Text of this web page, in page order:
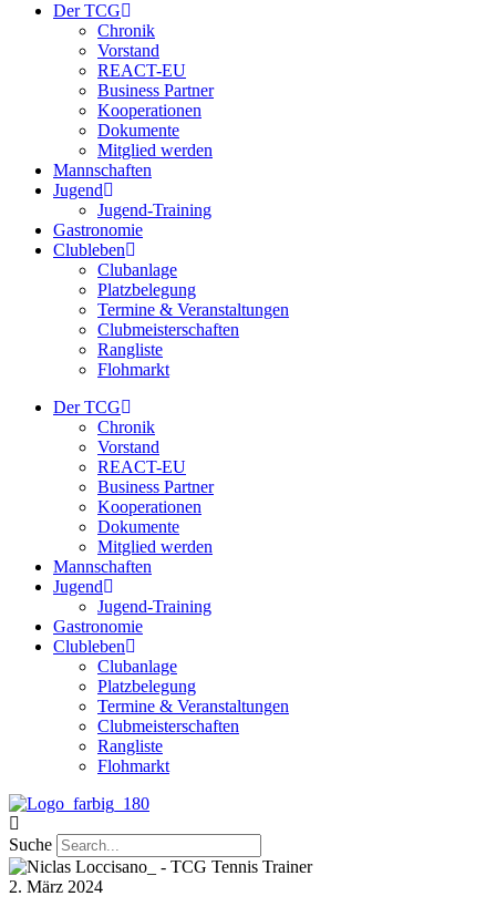
Der TCG
Chronik
Vorstand
REACT-EU
Business Partner
Kooperationen
Dokumente
Mitglied werden
Mannschaften
Jugend
Jugend-Training
Gastronomie
Clubleben
Clubanlage
Platzbelegung
Termine & Veranstaltungen
Clubmeisterschaften
Rangliste
Flohmarkt
Der TCG
Chronik
Vorstand
REACT-EU
Business Partner
Kooperationen
Dokumente
Mitglied werden
Mannschaften
Jugend
Jugend-Training
Gastronomie
Clubleben
Clubanlage
Platzbelegung
Termine & Veranstaltungen
Clubmeisterschaften
Rangliste
Flohmarkt
Suche
2. März 2024